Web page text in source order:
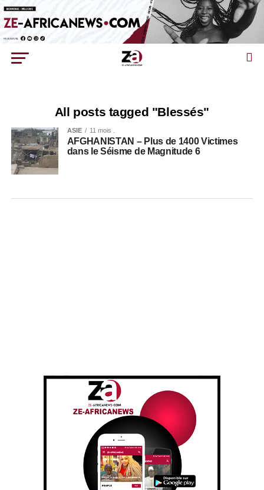
All posts tagged "Blessés"
ASIE 11 mois .
AFGHANISTAN – Plus de 1400 Victimes
dans le Séisme de Magnitude 6